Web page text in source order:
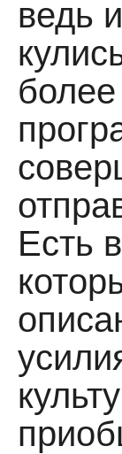
ведь
более
Есть